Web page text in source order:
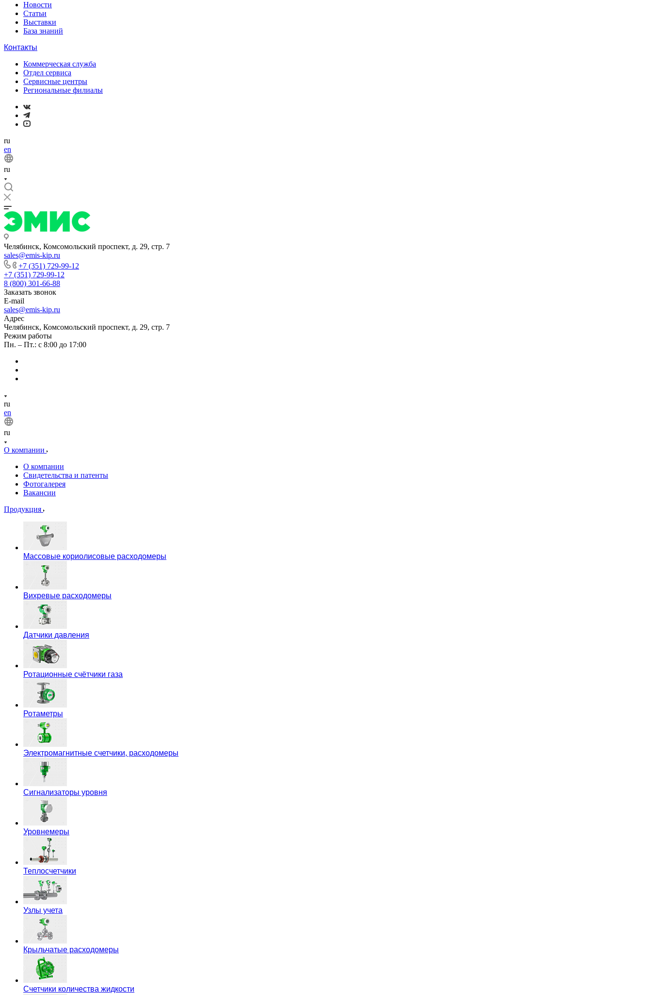
Новости
Статьи
Выставки
База знаний
Контакты
Коммерческая служба
Отдел сервиса
Сервисные центры
Региональные филиалы
ru
en
ru
Челябинск, Комсомольский проспект, д. 29, стр. 7
sales@emis-kip.ru
+7 (351) 729-99-12
+7 (351) 729-99-12
8 (800) 301-66-88
Заказать звонок
E-mail
sales@emis-kip.ru
Адрес
Челябинск, Комсомольский проспект, д. 29, стр. 7
Режим работы
Пн. – Пт.: с 8:00 до 17:00
ru
en
ru
О компании
О компании
Свидетельства и патенты
Фотогалерея
Вакансии
Продукция
Массовые кориолисовые расходомеры
Вихревые расходомеры
Датчики давления
Ротационные счётчики газа
Ротаметры
Электромагнитные счетчики, расходомеры
Сигнализаторы уровня
Уровнемеры
Теплосчетчики
Узлы учета
Крыльчатые расходомеры
Счетчики количества жидкости